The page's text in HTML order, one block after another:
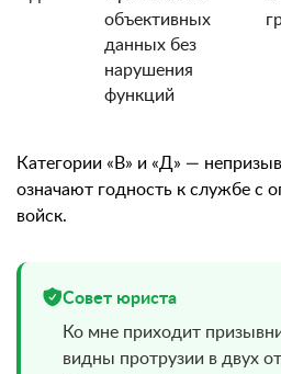
объективных
данных без
нарушения
функций
Категории «В» и «Д» —
означают годность к службе с
войск.
Совет юриста
Ко мне приходит
видны протрузии в двух